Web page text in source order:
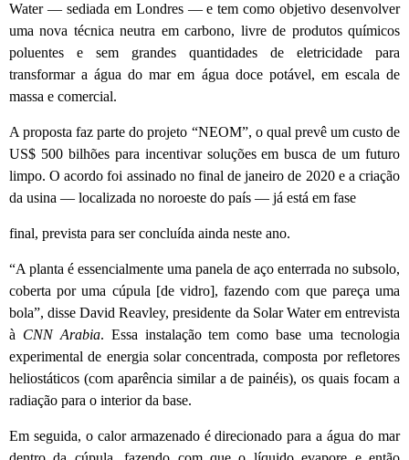
Water — sediada em Londres — e tem como objetivo desenvolver
uma nova técnica neutra em carbono, livre de produtos químicos
poluentes e sem grandes quantidades de eletricidade para
transformar a água do mar em água doce potável, em escala de
massa e comercial.
A proposta faz parte do projeto “NEOM”, o qual prevê um custo de
US$ 500 bilhões para incentivar soluções em busca de um futuro
limpo. O acordo foi assinado no final de janeiro de 2020 e a criação
da usina — localizada no noroeste do país — já está em fase
final, prevista para ser concluída ainda neste ano.
“A planta é essencialmente uma panela de aço enterrada no subsolo,
coberta por uma cúpula [de vidro], fazendo com que pareça uma
bola”, disse David Reavley, presidente da Solar Water em entrevista
à CNN Arabia. Essa instalação tem como base uma tecnologia
experimental de energia solar concentrada, composta por refletores
heliostáticos (com aparência similar a de painéis), os quais focam a
radiação para o interior da base.
Em seguida, o calor armazenado é direcionado para a água do mar